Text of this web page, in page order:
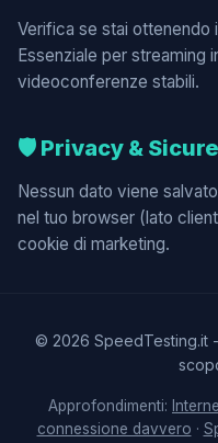
Verifica se stai ottenendo
Essenziale per streaming
videoconferenze stabili.
🛡️ Privacy &
Nessun dato viene
nel tuo browser (lato
cookie di marketing.
© 2026 SpeedTesting.it
Approfondimenti:
connessione davvero ·